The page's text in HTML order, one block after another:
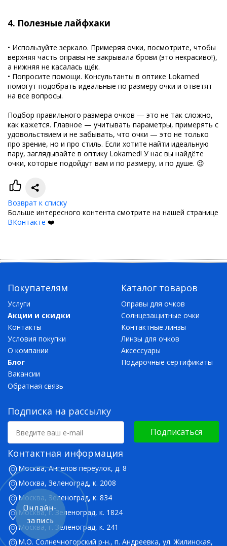
4. Полезные лайфхаки
• Используйте зеркало. Примеряя очки, посмотрите, чтобы
верхняя часть оправы не закрывала брови (это некрасиво!),
а нижняя не касалась щёк.
• Попросите помощи. Консультанты в оптике Lokamed
помогут подобрать идеальные по размеру очки и ответят
на все вопросы.
Подбор правильного размера очков — это не так сложно,
как кажется. Главное — учитывать параметры, примерять с
удовольствием и не забывать, что очки — это не только
про зрение, но и про стиль. Если хотите найти идеальную
пару, заглядывайте в оптику Lokamed! У нас вы найдёте
очки, которые подойдут вам и по размеру, и по душе. 😉
Возврат к списку
Больше интересного контента смотрите на нашей странице
ВКонтакте ❤️
Покупателям
Услуги
Акции и скидки
Контакты
Условия покупки
О компании
Блог
Вакансии
Обратная связь
Каталог товаров
Оправы для очков
Солнцезащитные очки
Контактные линзы
Линзы для очков
Аксессуары
Подарочные сертификаты
Подписка на рассылку
Подписаться
Контактная информация
Москва, Ангелов переулок, д. 8
Москва, Зеленоград, к. 2008
Москва, Зеленоград, к. 834
Москва, г. Зеленоград, к. 1824
Москва, г. Зеленоград, к. 241
М.О. Солнечногорский р-н., п. Андреевка, ул. Жилинская,
Онлайн-
запись